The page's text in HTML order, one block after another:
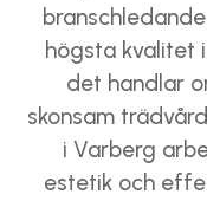
högsta kvalitet
det handlar
skonsam
i Varberg
estetik och